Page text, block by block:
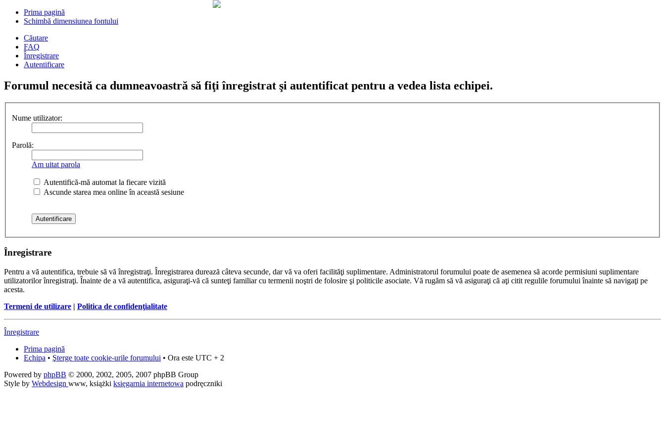
Prima pagină
Schimbă dimensiunea fontului
Căutare
FAQ
Înregistrare
Autentificare
Forumul necesită ca dumneavoastră să fiţi înregistrat şi autentificat pentru a vedea lista echipei.
Nume utilizator:
Parolă:
Am uitat parola
Autentifică-mă automat la fiecare vizită
Ascunde starea mea online în această sesiune
Înregistrare
Pentru a vă autentifica, trebuie să vă înregistraţi. Înregistrarea durează câteva secunde, dar vă va oferi facilităţi suplimentare. Administratorul forumului poate de asemenea să acorde permisiuni suplimentare
utilizatorilor înregistraţi. Înainte de a vă autentifica, asiguraţi-vă că sunteţi familiar cu termenii noştri de folosire şi politicile asociate. Vă rugăm să vă asiguraţi că aţi citit regulile forumului înainte să navigaţi pe
acesta.
Termeni de utilizare | Politica de confidenţialitate
Înregistrare
Prima pagină
Echipa • Şterge toate cookie-urile forumului • Ora este UTC + 2
Powered by phpBB © 2000, 2002, 2005, 2007 phpBB Group
Style by Webdesign www, książki księgarnia internetowa podręczniki